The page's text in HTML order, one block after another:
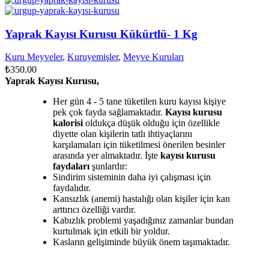
Yaprak Kayısı Kurusu Kükürtlü- 1 Kg
Kuru Meyveler, Kuruyemişler, Meyve Kuruları
₺350.00
Yaprak Kayısı Kurusu,
Her gün 4 - 5 tane tüketilen kuru kayısı kişiye
pek çok fayda sağlamaktadır. Kayısı kurusu
kalorisi oldukça düşük olduğu için özellikle
diyette olan kişilerin tatlı ihtiyaçlarını
karşılamaları için tüketilmesi önerilen besinler
arasında yer almaktadır. İşte kayısı kurusu
faydaları şunlardır:
Sindirim sisteminin daha iyi çalışması için
faydalıdır.
Kansızlık (anemi) hastalığı olan kişiler için kan
arttırıcı özelliği vardır.
Kabızlık problemi yaşadığınız zamanlar bundan
kurtulmak için etkili bir yoldur.
Kasların gelişiminde büyük önem taşımaktadır.